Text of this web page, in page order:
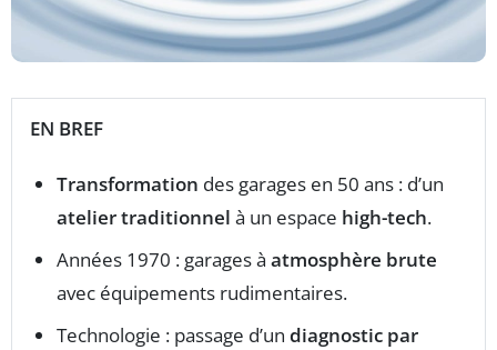
EN BREF
Transformation des garages en 50 ans : d’un
atelier traditionnel à un espace high-tech.
Années 1970 : garages à atmosphère brute
avec équipements rudimentaires.
Technologie : passage d’un diagnostic par